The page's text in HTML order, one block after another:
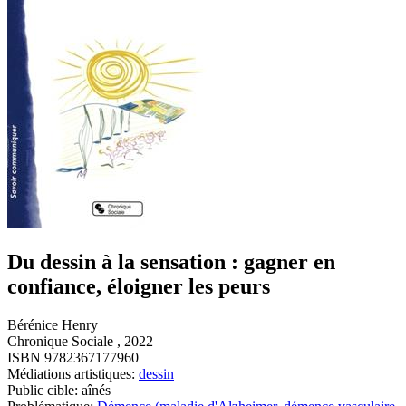
Du dessin à la sensation : gagner en
confiance, éloigner les peurs
Bérénice Henry
Chronique Sociale , 2022
ISBN 9782367177960
Médiations artistiques: dessin
Public cible: aînés